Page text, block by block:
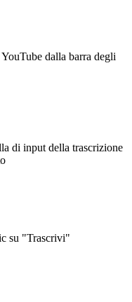
dalla barra degli
di input della trascrizione
su "Trascrivi"